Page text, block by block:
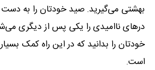
بهشتی می‌گیرید. صید خودتان را به دست
درهای ناامیدی را یکی پس از دیگری
خودتان را بدانید که در این راه کمک
است.